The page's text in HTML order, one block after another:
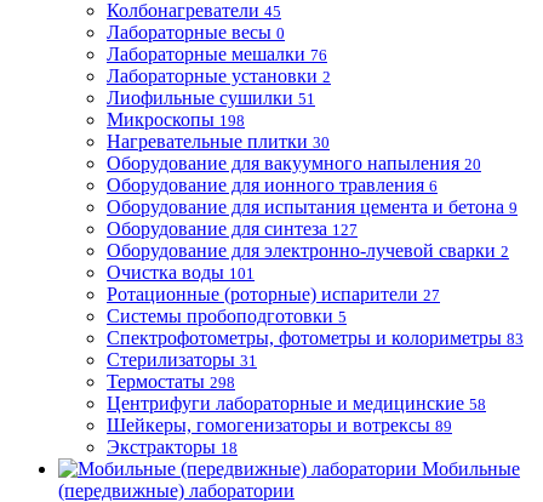
Колбонагреватели 45
Лабораторные весы 0
Лабораторные мешалки 76
Лабораторные установки 2
Лиофильные сушилки 51
Микроскопы 198
Нагревательные плитки 30
Оборудование для вакуумного напыления 20
Оборудование для ионного травления 6
Оборудование для испытания цемента и бетона 9
Оборудование для синтеза 127
Оборудование для электронно-лучевой сварки 2
Очистка воды 101
Ротационные (роторные) испарители 27
Системы пробоподготовки 5
Спектрофотометры, фотометры и колориметры 83
Стерилизаторы 31
Термостаты 298
Центрифуги лабораторные и медицинские 58
Шейкеры, гомогенизаторы и вотрексы 89
Экстракторы 18
Мобильные
(передвижные) лаборатории